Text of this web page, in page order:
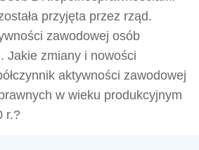
przyjęta przez rząd.
zawodowej osób
Jakie zmiany i nowości
aktywności zawodowej
w wieku produkcyjnym
r.?